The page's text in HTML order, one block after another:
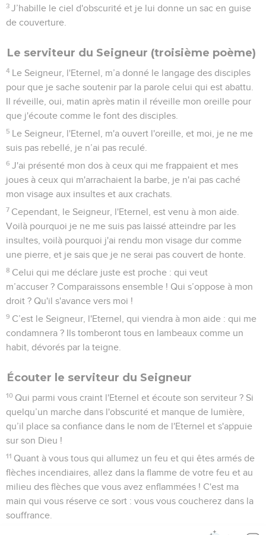
3 J’habille le ciel d'obscurité et je lui donne un sac en guise
de couverture.
Le serviteur du Seigneur (troisième poème)
4 Le Seigneur, l'Eternel, m’a donné le langage des disciples
pour que je sache soutenir par la parole celui qui est abattu.
Il réveille, oui, matin après matin il réveille mon oreille pour
que j'écoute comme le font des disciples.
5 Le Seigneur, l'Eternel, m'a ouvert l'oreille, et moi, je ne me
suis pas rebellé, je n’ai pas reculé.
6 J'ai présenté mon dos à ceux qui me frappaient et mes
joues à ceux qui m'arrachaient la barbe, je n'ai pas caché
mon visage aux insultes et aux crachats.
7 Cependant, le Seigneur, l'Eternel, est venu à mon aide.
Voilà pourquoi je ne me suis pas laissé atteindre par les
insultes, voilà pourquoi j'ai rendu mon visage dur comme
une pierre, et je sais que je ne serai pas couvert de honte.
8 Celui qui me déclare juste est proche : qui veut
m’accuser ? Comparaissons ensemble ! Qui s’oppose à mon
droit ? Qu'il s'avance vers moi !
9 C’est le Seigneur, l'Eternel, qui viendra à mon aide : qui me
condamnera ? Ils tomberont tous en lambeaux comme un
habit, dévorés par la teigne.
Écouter le serviteur du Seigneur
10 Qui parmi vous craint l'Eternel et écoute son serviteur ? Si
quelqu’un marche dans l'obscurité et manque de lumière,
qu’il place sa confiance dans le nom de l'Eternel et s'appuie
sur son Dieu !
11 Quant à vous tous qui allumez un feu et qui êtes armés de
flèches incendiaires, allez dans la flamme de votre feu et au
milieu des flèches que vous avez enflammées ! C'est ma
main qui vous réserve ce sort : vous vous coucherez dans la
souffrance.